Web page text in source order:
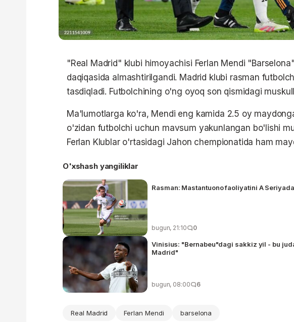
"Real Madrid" klubi himoyachisi Ferlan Mendi
daqiqasida almashtirilgandi. Madrid klubi rasman
tasdiqladi. Futbolchining o'ng oyoq son qismidagi
Ma'lumotlarga ko'ra, Mendi eng kamida 2.5 oy
o'zidan futbolchi uchun mavsum yakunlangan bo'lishi
Ferlan Klublar o'rtasidagi Jahon chempionatida ham
O'xshash yangiliklar
Rasman: Mastantuono faoliyatini A
bugun, 21:10 0
Vinisius: "Bernabeu"dagi sakkiz yil - bu
Madrid"
bugun, 08:00 6
Real Madrid Ferlan Mendi barselona